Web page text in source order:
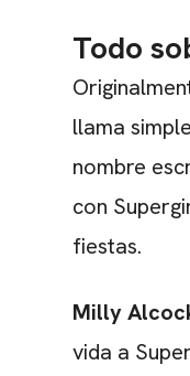
Todo
llama
nombre
con
fiestas.
Milly
vida a